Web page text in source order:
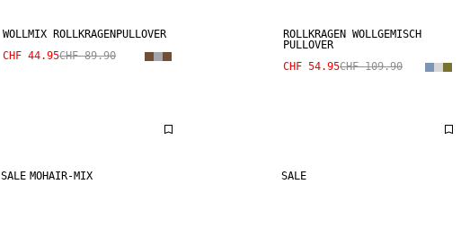
WOLLMIX ROLLKRAGENPULLOVER
CHF 44.95CHF 89.90
ROLLKRAGEN WOLLGEMISCH
PULLOVER
CHF 54.95CHF 109.90
SALE MOHAIR-MIX SALE